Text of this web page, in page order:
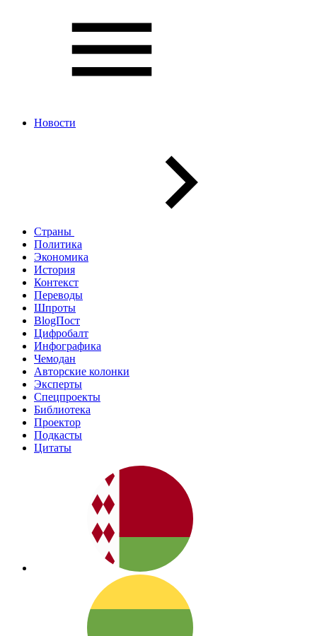
Новости
Страны
Политика
Экономика
История
Контекст
Переводы
Шпроты
BlogПост
Цифробалт
Инфографика
Чемодан
Авторские колонки
Эксперты
Спецпроекты
Библиотека
Проектор
Подкасты
Цитаты